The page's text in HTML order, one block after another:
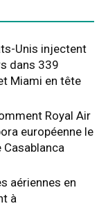
Unis injectent
dans 339
Miami en tête
Royal Air
européenne le
aériennes en
à